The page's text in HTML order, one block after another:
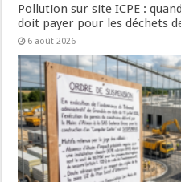
Pollution sur site ICPE :
doit payer pour les déchets
6 août 2026